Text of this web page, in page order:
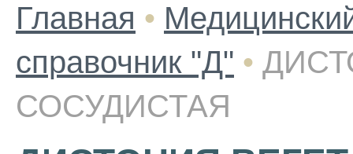
Главная •
справочник "Д" •
СОСУДИСТАЯ